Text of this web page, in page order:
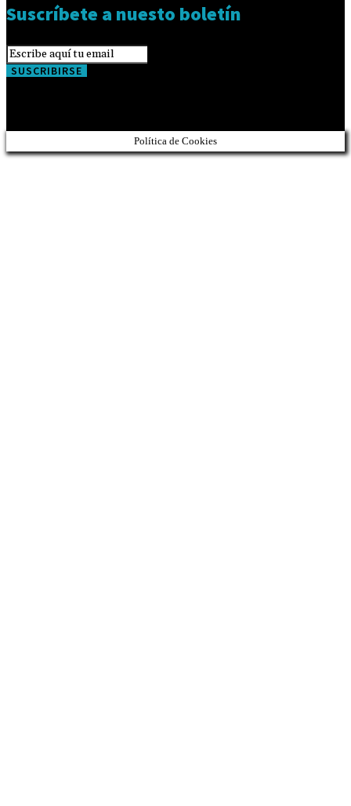
Suscríbete a nuesto boletín
SUSCRIBIRSE
Política de Cookies